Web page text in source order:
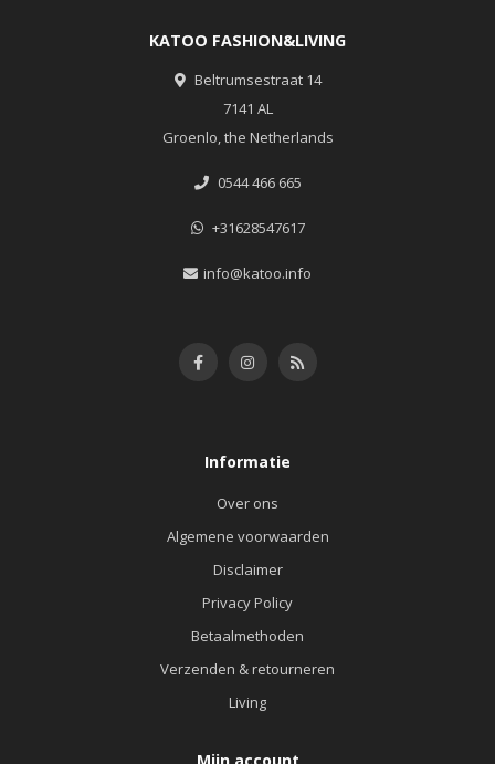
KATOO FASHION&LIVING
Beltrumsestraat 14
7141 AL
Groenlo, the Netherlands
0544 466 665
+31628547617
info@katoo.info
Informatie
Over ons
Algemene voorwaarden
Disclaimer
Privacy Policy
Betaalmethoden
Verzenden & retourneren
Living